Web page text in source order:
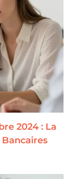
2024 : La